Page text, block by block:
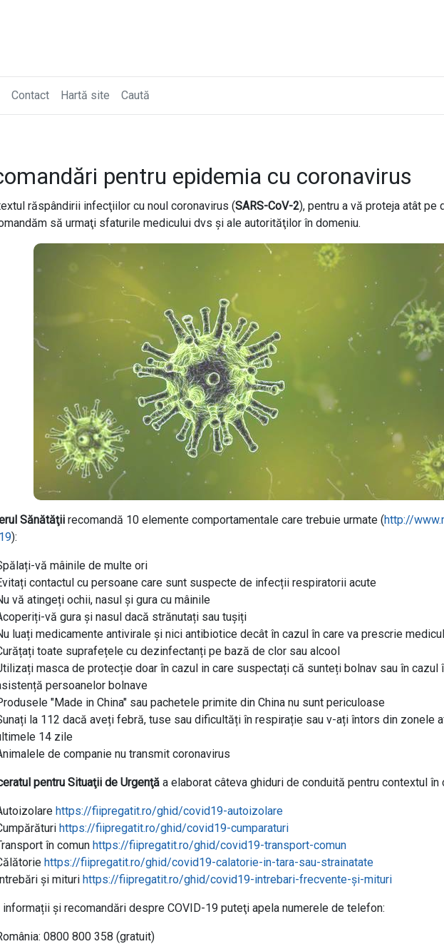
Contact Hartă site Caută
pentru epidemia cu coronavirus
răspândirii infecţiilor cu noul coronavirus (SARS-CoV-2), pentru a vă proteja atât pe
să urmaţi sfaturile medicului dvs şi ale autorităţilor în domeniu.
Sănătăţii recomandă 10 elemente comportamentale care trebuie urmate (http://
):
vă mâinile de multe ori
contactul cu persoane care sunt suspecte de infecții respiratorii acute
vă atingeți ochii, nasul şi gura cu mâinile
vă gura şi nasul dacă strănutați sau tușiți
luați medicamente antivirale şi nici antibiotice decât în cazul în care va prescrie medicul
toate suprafețele cu dezinfectanți pe bază de clor sau alcool
masca de protecție doar în cazul in care suspectați că sunteți bolnav sau în cazul
persoanelor bolnave
"Made in China" sau pachetele primite din China nu sunt periculoase
la 112 dacă aveți febră, tuse sau dificultăți în respirație sau v-ați întors din zonele
14 zile
de companie nu transmit coronavirus
pentru Situaţii de Urgenţă a elaborat câteva ghiduri de conduită pentru contextul în
https://fiipregatit.ro/ghid/covid19-autoizolare
https://fiipregatit.ro/ghid/covid19-cumparaturi
în comun https://fiipregatit.ro/ghid/covid19-transport-comun
https://fiipregatit.ro/ghid/covid19-calatorie-in-tara-sau-strainatate
şi mituri https://fiipregatit.ro/ghid/covid19-intrebari-frecvente-şi-mituri
informații şi recomandări despre COVID-19 puteţi apela numerele de telefon:
0800 800 358 (gratuit)